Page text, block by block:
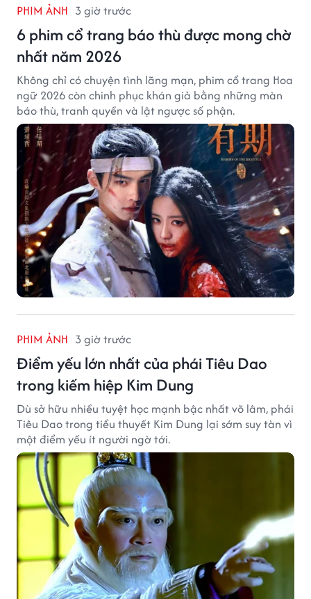
PHIM ẢNH 3 giờ trước
6 phim cổ trang báo thù được mong chờ
nhất năm 2026
Không chỉ có chuyện tình lãng mạn, phim cổ trang Hoa
ngữ 2026 còn chinh phục khán giả bằng những màn
báo thù, tranh quyền và lật ngược số phận.
PHIM ẢNH 3 giờ trước
Điểm yếu lớn nhất của phái Tiêu Dao
trong kiếm hiệp Kim Dung
Dù sở hữu nhiều tuyệt học mạnh bậc nhất võ lâm, phái
Tiêu Dao trong tiểu thuyết Kim Dung lại sớm suy tàn vì
một điểm yếu ít người ngờ tới.